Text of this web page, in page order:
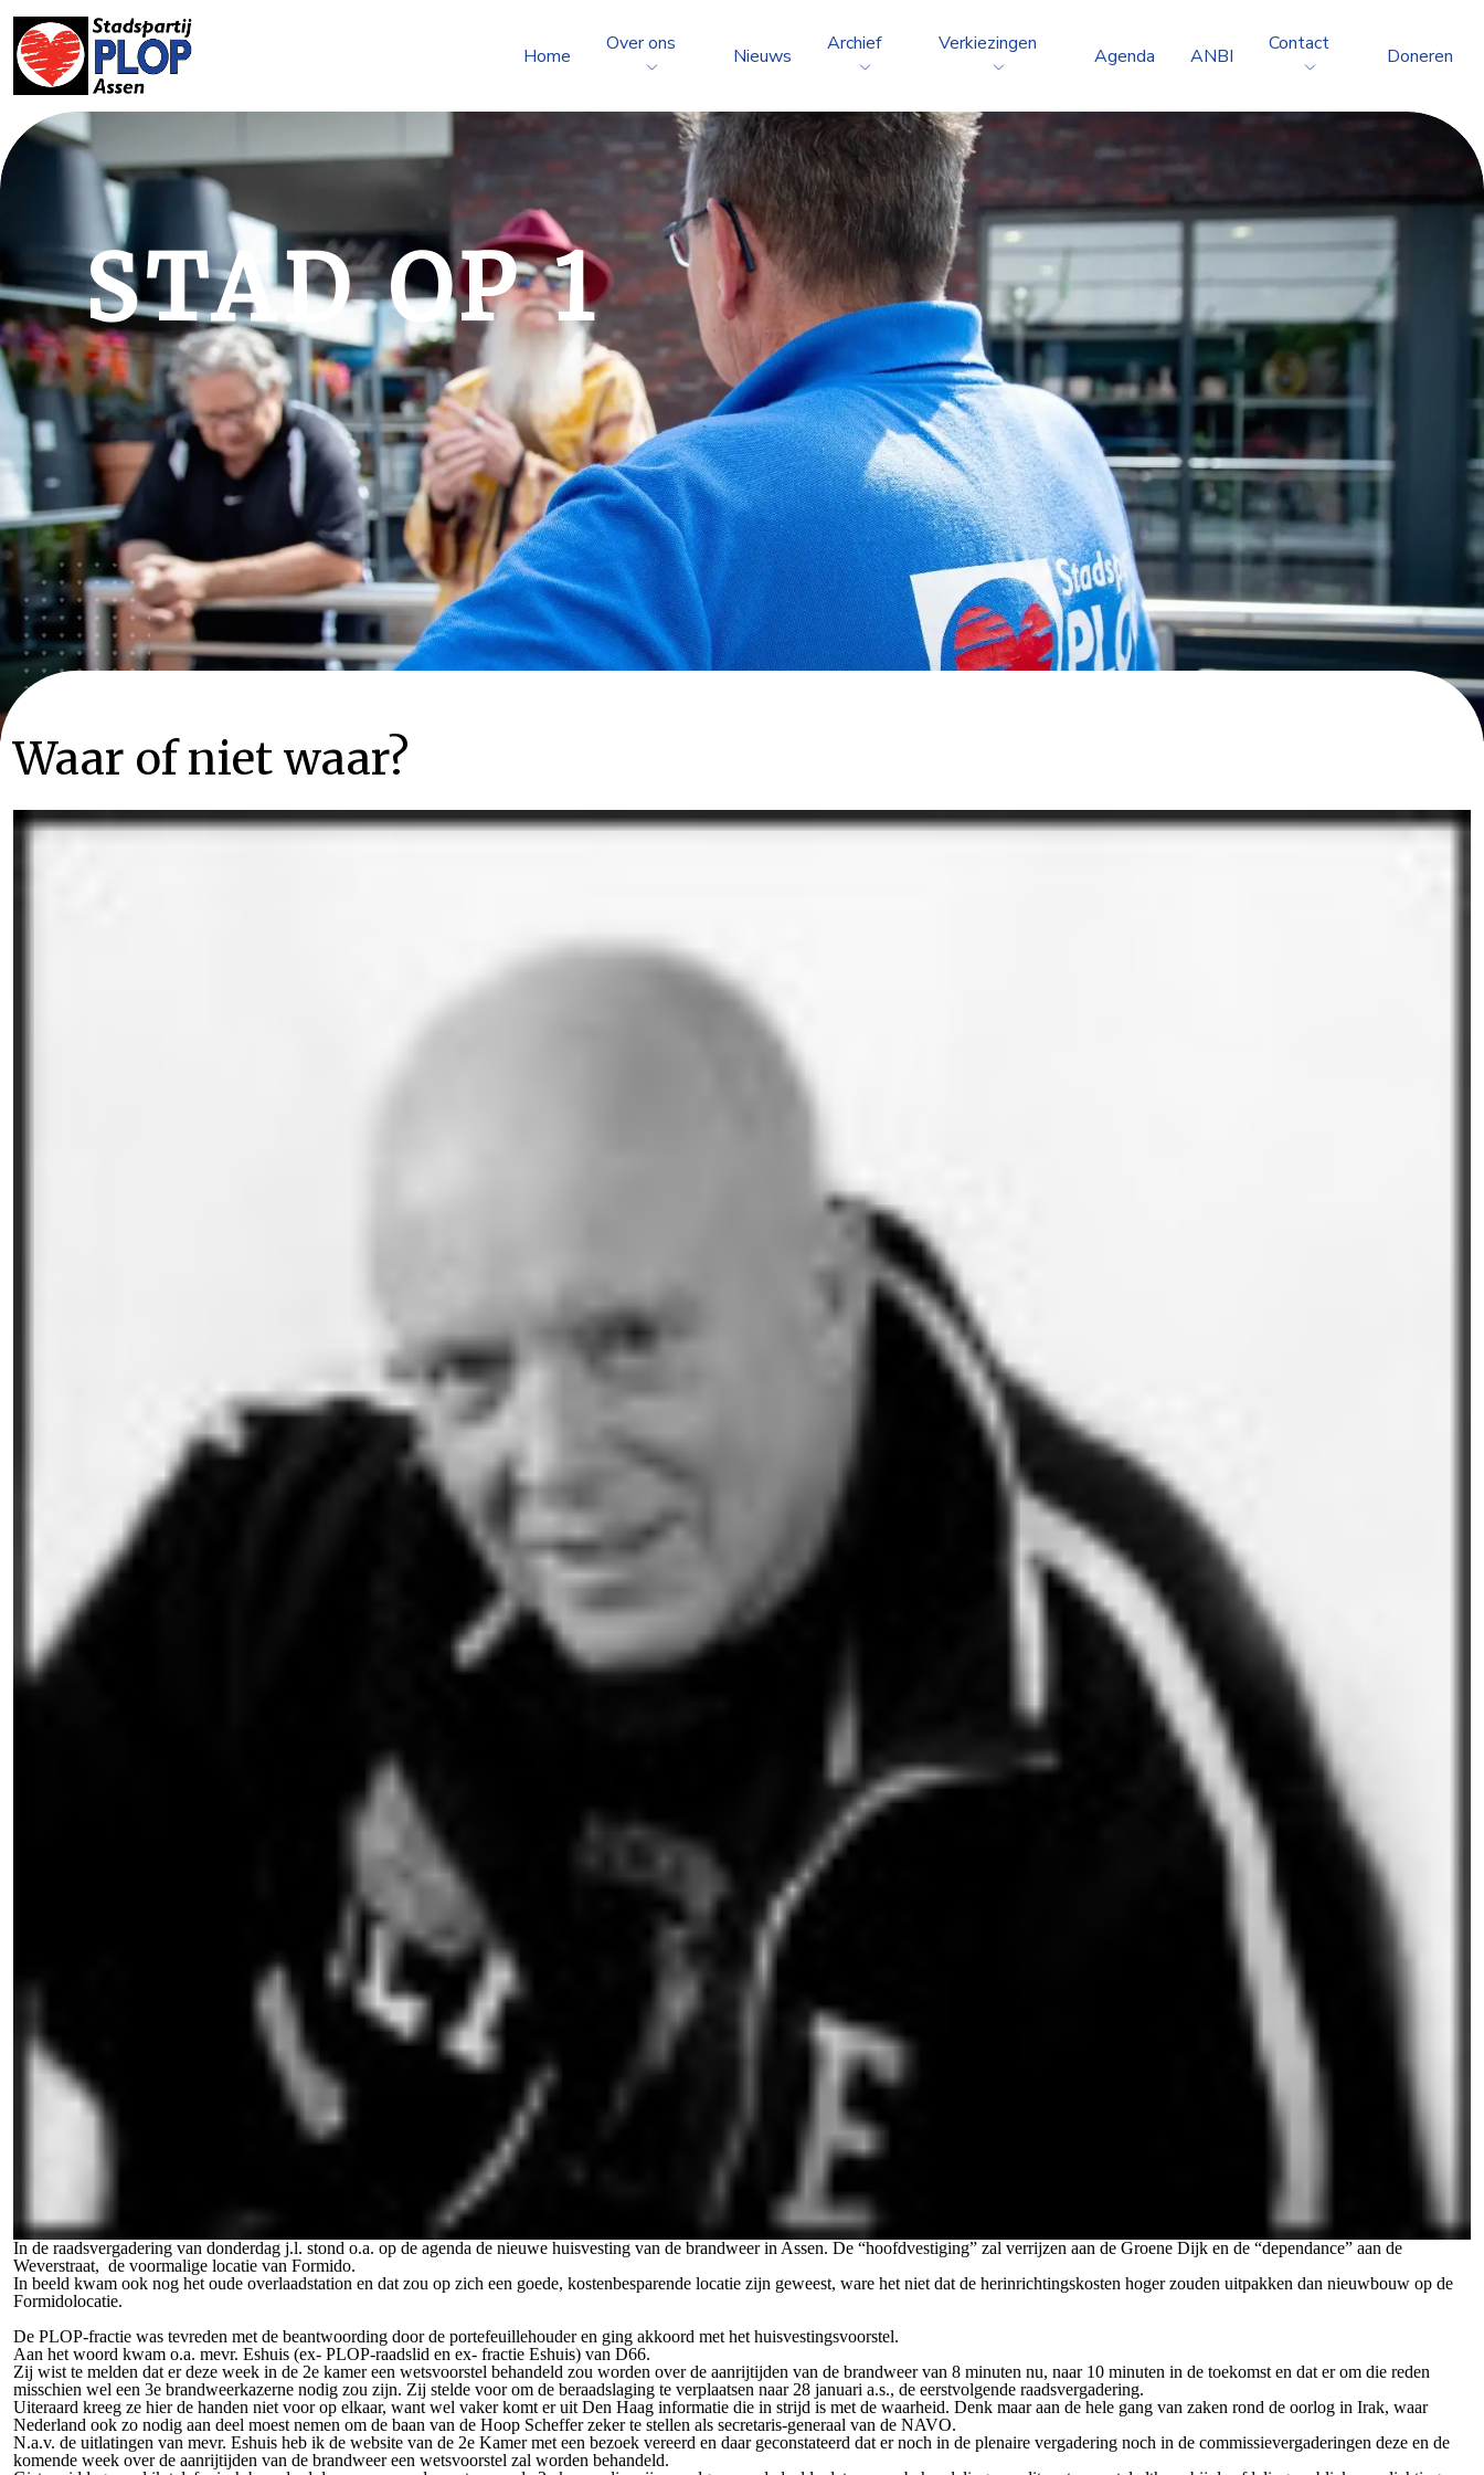
Home
Over ons
Nieuws
Archief Verkiezingen
Agenda ANBI
Contact
Doneren
STAD OP 1
Waar of niet waar?
In de raadsvergadering van donderdag j.l. stond o.a. op de agenda de nieuwe huisvesting van de brandweer in Assen. De “hoofdvestiging” zal verrijzen aan de Groene Dijk en de “dependance” aan de
Weverstraat, de voormalige locatie van Formido.
In beeld kwam ook nog het oude overlaadstation en dat zou op zich een goede, kostenbesparende locatie zijn geweest, ware het niet dat de herinrichtingskosten hoger zouden uitpakken dan nieuwbouw op de
Formidolocatie.
De PLOP-fractie was tevreden met de beantwoording door de portefeuillehouder en ging akkoord met het huisvestingsvoorstel.
Aan het woord kwam o.a. mevr. Eshuis (ex- PLOP-raadslid en ex- fractie Eshuis) van D66.
Zij wist te melden dat er deze week in de 2e kamer een wetsvoorstel behandeld zou worden over de aanrijtijden van de brandweer van 8 minuten nu, naar 10 minuten in de toekomst en dat er om die reden
misschien wel een 3e brandweerkazerne nodig zou zijn. Zij stelde voor om de beraadslaging te verplaatsen naar 28 januari a.s., de eerstvolgende raadsvergadering.
Uiteraard kreeg ze hier de handen niet voor op elkaar, want wel vaker komt er uit Den Haag informatie die in strijd is met de waarheid. Denk maar aan de hele gang van zaken rond de oorlog in Irak, waar
Nederland ook zo nodig aan deel moest nemen om de baan van de Hoop Scheffer zeker te stellen als secretaris-generaal van de NAVO.
N.a.v. de uitlatingen van mevr. Eshuis heb ik de website van de 2e Kamer met een bezoek vereerd en daar geconstateerd dat er noch in de plenaire vergadering noch in de commissievergaderingen deze en de
komende week over de aanrijtijden van de brandweer een wetsvoorstel zal worden behandeld.